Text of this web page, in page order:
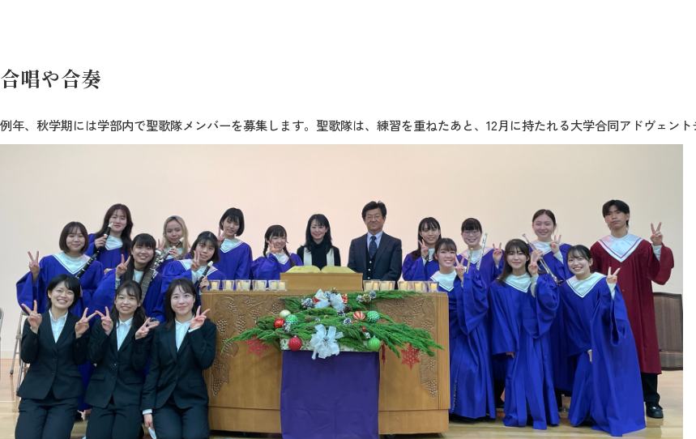
合唱や合奏
例年、秋学期には学部内で聖歌隊メンバーを募集します。聖歌隊は、練習を重ねたあと、12月に持たれる大学合同アドヴェント